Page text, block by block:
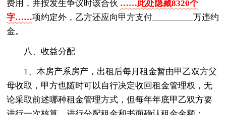
费用，并按发生争议时该合伙 ……此处隐藏8320个
字……项约定外，乙方还应向甲方支付_________万违约
金。
八、收益分配
1、本房产系房产，出租后每月租金暂由甲乙双方父
母收取，甲方也随时可以自行决定收回租金管理权，无
论采取前述哪种租金管理方式，但每年年底甲乙双方要